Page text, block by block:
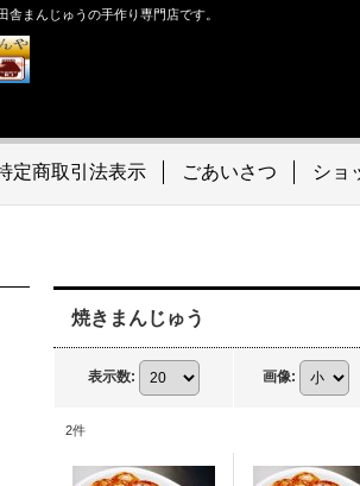
まんじゅうの手作り専門店です。
定商取引法表示 ごあいさつ ショ
焼きまんじゅう
表示数: 画像:
2件